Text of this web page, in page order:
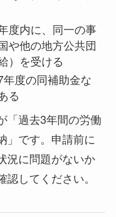
度内に、同一の事
や他の地方公共団
）を受ける
度の同補助金な
る
「過去3年間の労働
」です。申請前に
況に問題がないか
してください。